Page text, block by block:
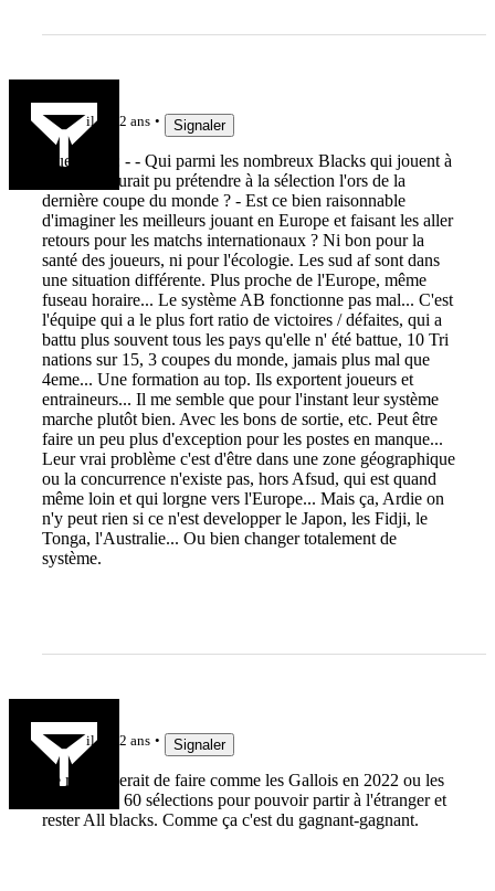
il y a 2 ans Signaler
Questions : - - Qui parmi les nombreux Blacks qui jouent à
l'étranger aurait pu prétendre à la sélection l'ors de la
dernière coupe du monde ? - Est ce bien raisonnable
d'imaginer les meilleurs jouant en Europe et faisant les aller
retours pour les matchs internationaux ? Ni bon pour la
santé des joueurs, ni pour l'écologie. Les sud af sont dans
une situation différente. Plus proche de l'Europe, même
fuseau horaire... Le système AB fonctionne pas mal... C'est
l'équipe qui a le plus fort ratio de victoires / défaites, qui a
battu plus souvent tous les pays qu'elle n' été battue, 10 Tri
nations sur 15, 3 coupes du monde, jamais plus mal que
4eme... Une formation au top. Ils exportent joueurs et
entraineurs... Il me semble que pour l'instant leur système
marche plutôt bien. Avec les bons de sortie, etc. Peut être
faire un peu plus d'exception pour les postes en manque...
Leur vrai problème c'est d'être dans une zone géographique
ou la concurrence n'existe pas, hors Afsud, qui est quand
même loin et qui lorgne vers l'Europe... Mais ça, Ardie on
n'y peut rien si ce n'est developper le Japon, les Fidji, le
Tonga, l'Australie... Ou bien changer totalement de
système.
il y a 2 ans Signaler
Le mieux serait de faire comme les Gallois en 2022 ou les
australiens. 60 sélections pour pouvoir partir à l'étranger et
rester All blacks. Comme ça c'est du gagnant-gagnant.